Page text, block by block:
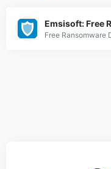
Emsisoft: Free
Free Ransomware